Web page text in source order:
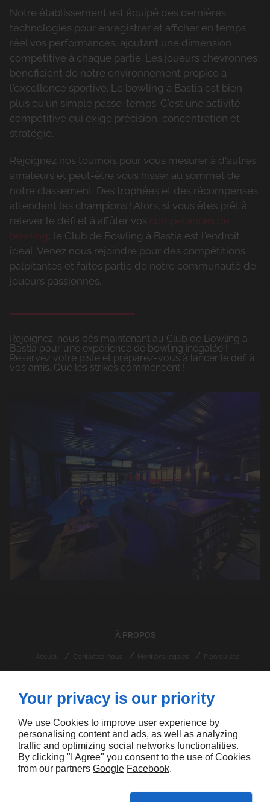
Notre établissement est équipé des dernières
technologies pour enregistrer et afficher en temps
réel vos performances, ajoutant une dimension
compétitive à chaque partie. Les joueurs chevronnés
bénéficient de notre environnement propice à
l'excellence sportive. Le bowling à Bastia est bien
plus qu'un simple passe-temps. C'est une activité
compétitive qui exige précision, concentration et
stratégie.
Rejoignez nos tournois pour vous mesurer à d'autres
amateurs et peut-être vous hisser au sommet de
notre classement. Des trophées et des récompenses
attendent les champions ! Alors, si vous êtes prêt à
relever le défi et à affûter vos compétences de
bowling, le Club de Bowling à Bastia est l'endroit
idéal. Venez nous rejoindre pour des compétitions
palpitantes et faites partie de notre communauté de
joueurs passionnés.
Rejoignez-nous dès maintenant au Club de Bowling à
Bastia pour une expérience de bowling inégalée !
Réservez votre piste et préparez-vous à lancer le défi à
vos amis. Que les strikes commencent !
VENTISERI
À PROPOS
Accueil Contactez-nous Mentions légales Plan du site
Your privacy is our priority
We use Cookies to improve user experience by
personalising content and ads, as well as analyzing
traffic and optimizing social networks functionalities.
By clicking "I Agree" you consent to the use of Cookies
from our partners Google Facebook.